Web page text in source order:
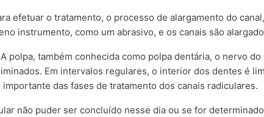
efetuar o tratamento, o processo de alargamento do
instrumento, como um abrasivo, e os canais são
polpa, também conhecida como polpa dentária, o nervo
Em intervalos regulares, o interior dos dentes é
das fases de tratamento dos canais radiculares.
não puder ser concluído nesse dia ou se for